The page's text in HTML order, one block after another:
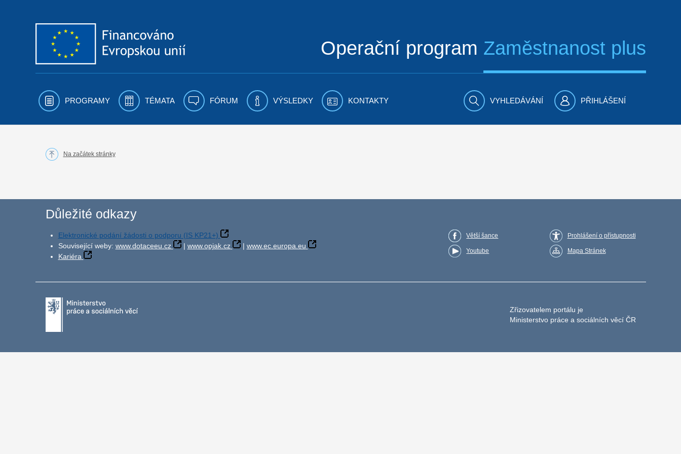
Operační program Zaměstnanost plus
PROGRAMY TÉMATA FÓRUM VÝSLEDKY KONTAKTY VYHLEDÁVÁNÍ PŘIHLÁŠENÍ
Na začátek stránky
Důležité odkazy
Elektronické podání žádosti o podporu (IS KP21+)
Související weby: www.dotaceeu.cz | www.opjak.cz | www.ec.europa.eu
Kariéra
Větší šance
Youtube
Prohlášení o přístupnosti
Mapa Stránek
Zřizovatelem portálu je
Ministerstvo práce a sociálních věcí ČR